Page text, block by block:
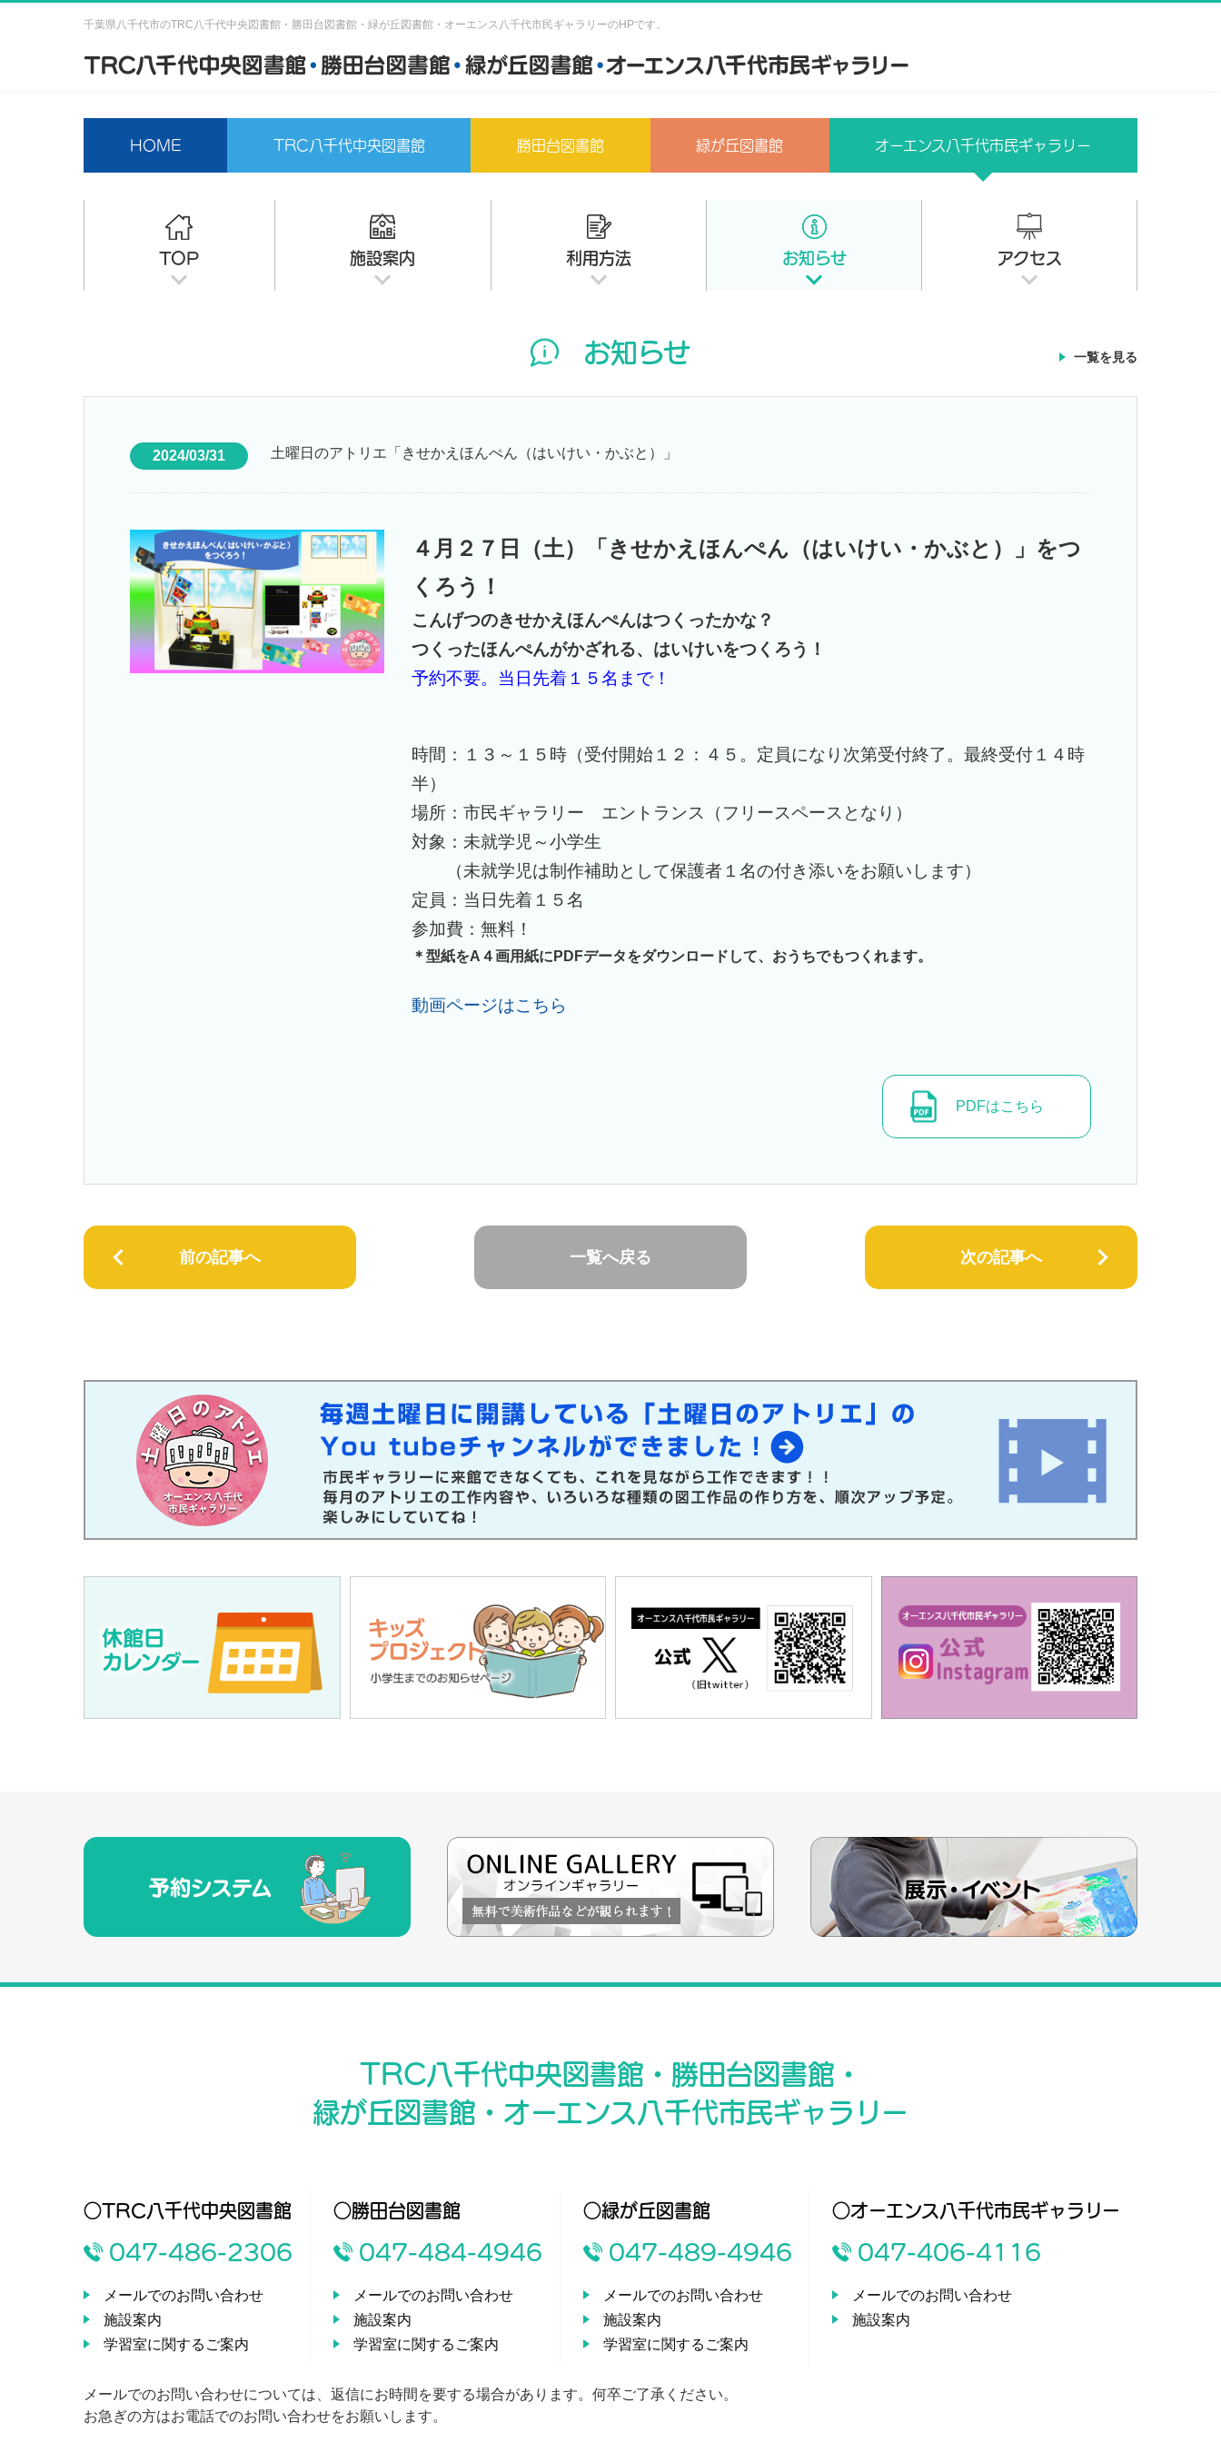
千葉県八千代市のTRC八千代中央図書館・勝田台図書館・緑が丘図書館・オーエンス八千代市民ギャラリーのHPです。
HOME TRC八千代中央図書館 勝田台図書館 緑が丘図書館 オーエンス八千代市民ギャラリー
TOP 施設案内 利用方法 お知らせ アクセス
お知らせ 一覧を見る
2024/03/31 土曜日のアトリエ「きせかえほんぺん（はいけい・かぶと）」
４月２７日（土）「きせかえほんぺん（はいけい・かぶと）」をつ
くろう！
こんげつのきせかえほんぺんはつくったかな？
つくったほんぺんがかざれる、はいけいをつくろう！
予約不要。当日先着１５名まで！
時間：１３～１５時（受付開始１２：４５。定員になり次第受付終了。最終受付１４時
半）
場所：市民ギャラリー エントランス（フリースペースとなり）
対象：未就学児～小学生
（未就学児は制作補助として保護者１名の付き添いをお願いします）
定員：当日先着１５名
参加費：無料！
＊型紙をA４画用紙にPDFデータをダウンロードして、おうちでもつくれます。
動画ページはこちら
PDFはこちら
前の記事へ 一覧へ戻る 次の記事へ
TRC八千代中央図書館・勝田台図書館・
緑が丘図書館・オーエンス八千代市民ギャラリー
○TRC八千代中央図書館
047-486-2306
メールでのお問い合わせ
施設案内
学習室に関するご案内
○勝田台図書館
047-484-4946
メールでのお問い合わせ
施設案内
学習室に関するご案内
○緑が丘図書館
047-489-4946
メールでのお問い合わせ
施設案内
学習室に関するご案内
○オーエンス八千代市民ギャラリー
047-406-4116
メールでのお問い合わせ
施設案内
メールでのお問い合わせについては、返信にお時間を要する場合があります。何卒ご了承ください。
お急ぎの方はお電話でのお問い合わせをお願いします。